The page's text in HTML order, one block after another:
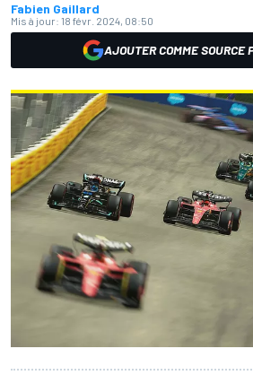
Fabien Gaillard
Mis à jour: 18 févr. 2024, 08:50
AJOUTER COMME SOURCE